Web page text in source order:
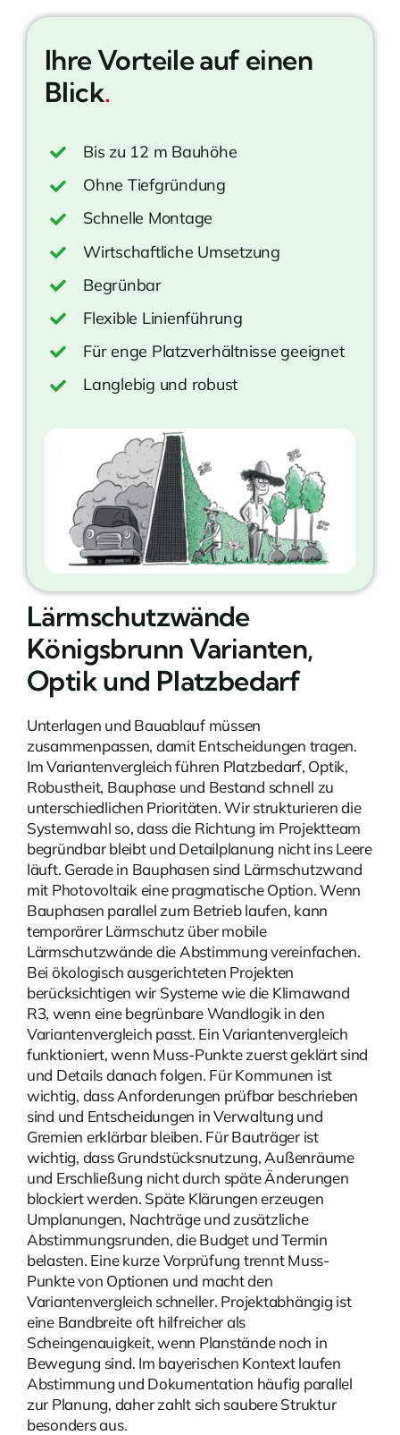
Ihre Vorteile auf einen
Blick.
Bis zu 12 m Bauhöhe
Ohne Tiefgründung
Schnelle Montage
Wirtschaftliche Umsetzung
Begrünbar
Flexible Linienführung
Für enge Platzverhältnisse geeignet
Langlebig und robust
Lärmschutzwände
Königsbrunn Varianten,
Optik und Platzbedarf
Unterlagen und Bauablauf müssen
zusammenpassen, damit Entscheidungen tragen.
Im Variantenvergleich führen Platzbedarf, Optik,
Robustheit, Bauphase und Bestand schnell zu
unterschiedlichen Prioritäten. Wir strukturieren die
Systemwahl so, dass die Richtung im Projektteam
begründbar bleibt und Detailplanung nicht ins Leere
läuft. Gerade in Bauphasen sind Lärmschutzwand
mit Photovoltaikeine pragmatische Option. Wenn
Bauphasen parallel zum Betrieb laufen, kann
temporärer Lärmschutz über mobile
Lärmschutzwände die Abstimmung vereinfachen.
Bei ökologisch ausgerichteten Projekten
berücksichtigen wir Systeme wie die Klimawand
R3, wenn eine begrünbare Wandlogik in den
Variantenvergleich passt. Ein Variantenvergleich
funktioniert, wenn Muss-Punkte zuerst geklärt sind
und Details danach folgen. Für Kommunen ist
wichtig, dass Anforderungen prüfbar beschrieben
sind und Entscheidungen in Verwaltung und
Gremien erklärbar bleiben. Für Bauträger ist
wichtig, dass Grundstücksnutzung, Außenräume
und Erschließung nicht durch späte Änderungen
blockiert werden. Späte Klärungen erzeugen
Umplanungen, Nachträge und zusätzliche
Abstimmungsrunden, die Budget und Termin
belasten. Eine kurze Vorprüfung trennt Muss-
Punkte von Optionen und macht den
Variantenvergleich schneller. Projektabhängig ist
eine Bandbreite oft hilfreicher als
Scheingenauigkeit, wenn Planstände noch in
Bewegung sind. Im bayerischen Kontext laufen
Abstimmung und Dokumentation häufig parallel
zur Planung, daher zahlt sich saubere Struktur
besonders aus.